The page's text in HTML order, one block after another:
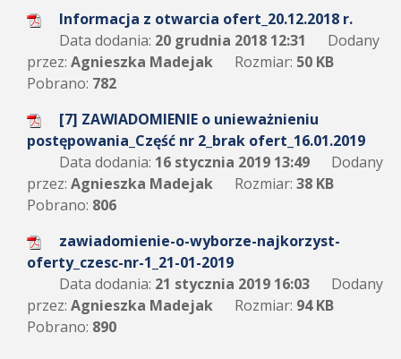
Informacja z otwarcia ofert_20.12.2018 r.
Data dodania: 20 grudnia 2018 12:31
Dodany
przez: Agnieszka Madejak Rozmiar: 50 KB
Pobrano: 782
[7] ZAWIADOMIENIE o unieważnieniu
postępowania_Część nr 2_brak ofert_16.01.2019
Data dodania: 16 stycznia 2019 13:49
Dodany
przez: Agnieszka Madejak Rozmiar: 38 KB
Pobrano: 806
zawiadomienie-o-wyborze-najkorzyst-
oferty_czesc-nr-1_21-01-2019
Data dodania: 21 stycznia 2019 16:03
Dodany
przez: Agnieszka Madejak Rozmiar: 94 KB
Pobrano: 890